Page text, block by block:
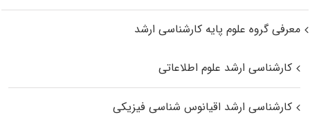
معرفی گروه علوم پایه کارشناسی ارشد
کارشناسی ارشد علوم اطلاعاتی
کارشناسی ارشد اقیانوس‌ شناسی فیزیکی